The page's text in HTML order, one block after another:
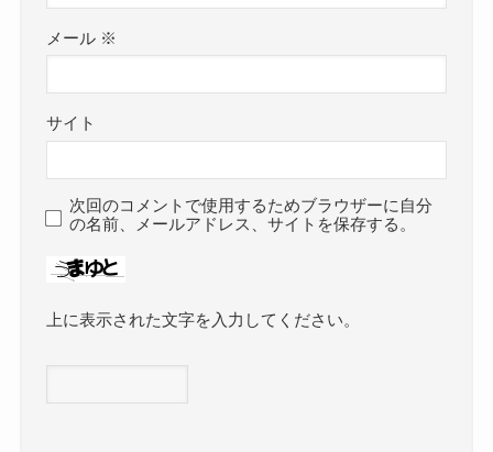
メール ※
サイト
次回のコメントで使用するためブラウザーに自分
の名前、メールアドレス、サイトを保存する。
上に表示された文字を入力してください。